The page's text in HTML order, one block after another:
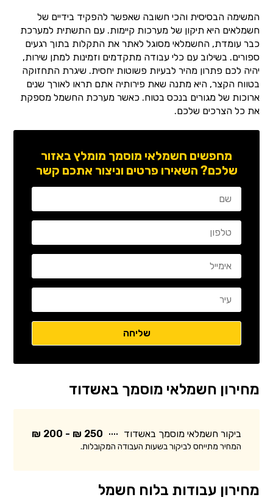
המשימה הבסיסית והכי חשובה שאפשר להפקיד בידיים של
חשמלאים היא תיקון של מערכות קיימות. עם התשתית למערכת
כבר עומדת, החשמלאי מסוגל לאתר את התקלות בתוך רגעים
ספורים. בשילוב עם כלי עבודה מתקדמים וזמינות למתן שירות,
יהיה לכם פתרון מהיר לבעיות פשוטות יחסית. שיגרת התחזוקה
בטווח הקצר, היא מתנה שאת פירותיה אתם תראו לאורך שנים
ארוכות של מגורים בנכס בטוח. כאשר מערכת החשמל מספקת
את כל הצרכים שלכם.
מחפשים חשמלאי מוסמך מומלץ באזור
שלכם? השאירו פרטים וניצור אתכם קשר
מחירון חשמלאי מוסמך באשדוד
ביקור חשמלאי מוסמך באשדוד 250 ₪ - 200 ₪
המחיר מתייחס לביקור בשעות העבודה המקובלות.
מחירון עבודות בלוח חשמל